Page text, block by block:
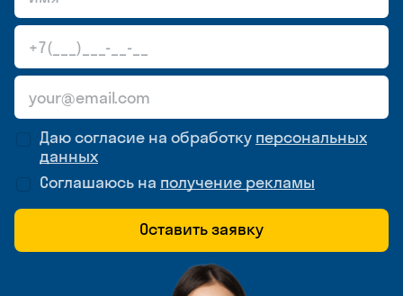
Даю согласие на обработку персональных
данных
Соглашаюсь на получение рекламы
Оставить заявку